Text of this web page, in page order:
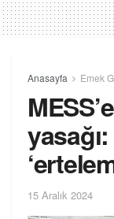
Anasayfa Emek
15 Aralık 2024